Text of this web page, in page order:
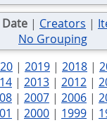
Date | Creators |
No Grouping
| 2019| 2018|
| 2013| 2012|
| 2007| 2006|
| 2000| 1999|